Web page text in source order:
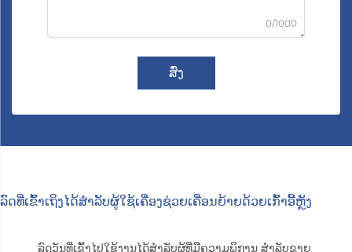
0/1000
ສົ່ງ
ລົດທີ່ເຂົ້າເຖິງໄດ້ສຳລັບຜູ້ໃຊ້ເຄື່ອງຊ່ວຍເຄື່ອນຍ້າຍດ້ວຍເກົ້າອີ້ຫຼັງ
ລົດວັນທີ່ເຂົ້າໄປໃຊ້ງານໄດ້ສຳລັບຜູ້ທີ່ມີຄວາມພິການ ສຳລັບຂາຍ